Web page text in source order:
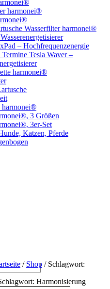
harmonei®
Wasserfilter harmonei®
– Hochfrequenzenergie
Tesla Waver –
harmonei®
harmonei®
3 Größen
3er-Set
Katzen, Pferde
/ Shop / Schlagwort:
Harmonisierung